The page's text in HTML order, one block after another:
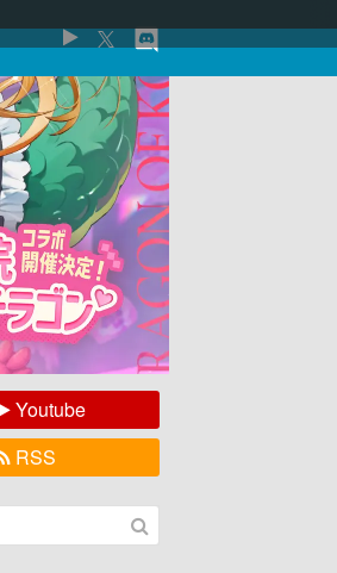
Youtube
RSS